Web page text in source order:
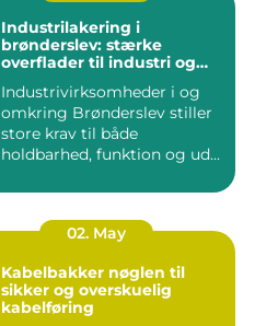
Industrilakering i
brønderslev: stærke
overflader til industri og
Industrivirksomheder i og
omkring Brønderslev stiller
store krav til både
holdbarhed, funktion og ud...
02. May
Kabelbakker nøglen til
sikker og overskuelig
kabelføring